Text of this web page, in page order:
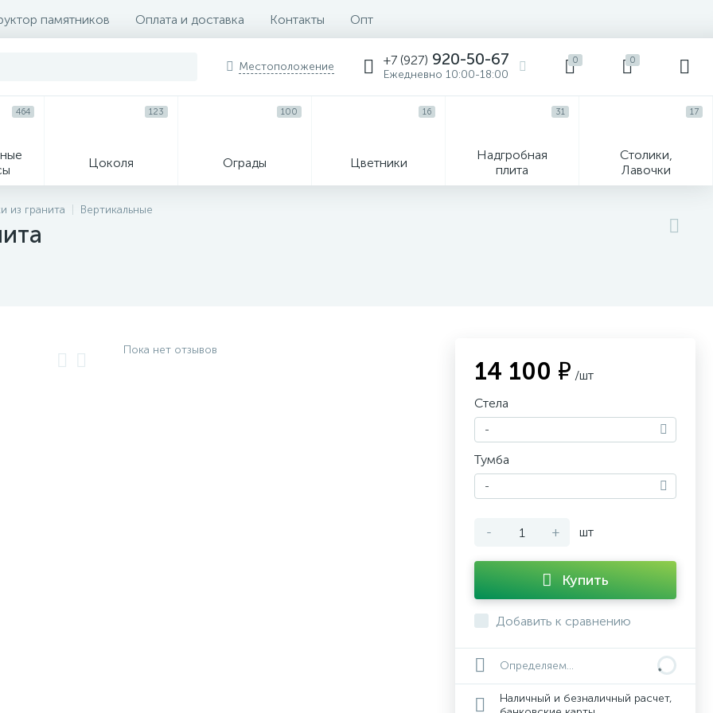
памятников Оплата и доставка Контакты Опт
Местоположение +7 (927) 920-50-67
Ежедневно 10:00-18:00
0 0
464
Цоколя
123
Ограды
100
Цветники
16
Надгробная
плита
31
Столики,
Лавочки
17
из гранита Вертикальные
Пока нет отзывов
14 100 ₽ /шт
Стела
-
Тумба
-
- + шт
Купить
Добавить к сравнению
Определяем...
Наличный и безналичный расчет,